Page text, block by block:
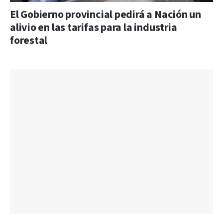
El Gobierno provincial pedirá a Nación un
alivio en las tarifas para la industria
forestal